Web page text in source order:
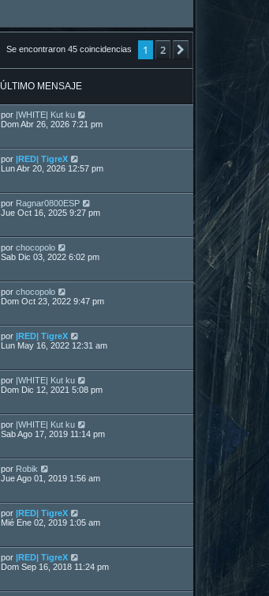
Se encontraron 45 coincidencias 1 2
ÚLTIMO MENSAJE
por |WHITE| Kut ku
Dom Abr 26, 2026 7:21 pm
por
|RED| TigreX
Lun Abr 20, 2026 12:57 pm
por Ragnar0800ESP
Jue Oct 16, 2025 9:27 pm
por chocopolo
Sab Dic 03, 2022 6:02 pm
por chocopolo
Dom Oct 23, 2022 9:47 pm
por
|RED| TigreX
Lun May 16, 2022 12:31 am
por |WHITE| Kut ku
Dom Dic 12, 2021 5:08 pm
por |WHITE| Kut ku
Sab Ago 17, 2019 11:14 pm
por Robik
Jue Ago 01, 2019 1:56 am
por
|RED| TigreX
Mié Ene 02, 2019 1:05 am
por
|RED| TigreX
Dom Sep 16, 2018 11:24 pm